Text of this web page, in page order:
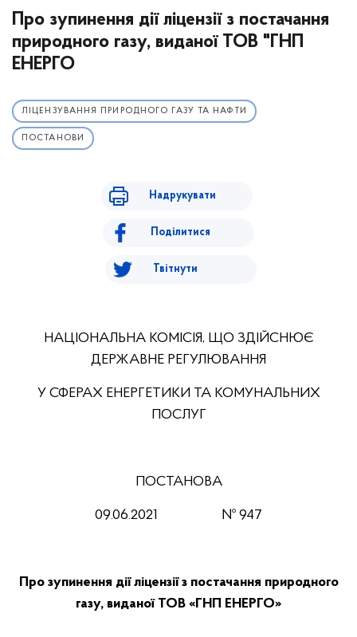
Про зупинення дії ліцензії з постачання
природного газу, виданої ТОВ "ГНП
ЕНЕРГО
ЛІЦЕНЗУВАННЯ ПРИРОДНОГО ГАЗУ ТА НАФТИ
ПОСТАНОВИ
Надрукувати
Поділитися
Твітнути
НАЦІОНАЛЬНА КОМІСІЯ, ЩО ЗДІЙСНЮЄ
ДЕРЖАВНЕ РЕГУЛЮВАННЯ
У СФЕРАХ ЕНЕРГЕТИКИ ТА КОМУНАЛЬНИХ
ПОСЛУГ
ПОСТАНОВА
09.06.2021 № 947
Про зупинення дії ліцензії з постачання природного
газу, виданої ТОВ «ГНП ЕНЕРГО»